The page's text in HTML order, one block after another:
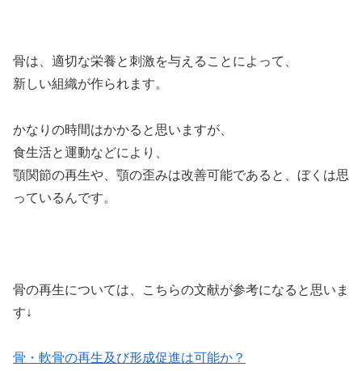
骨は、適切な栄養と刺激を与えることによって、
新しい組織が作られます。
かなりの時間はかかると思いますが、
食生活と運動などにより、
顎関節の再生や、顎の歪みは改善可能であると、ぼくは思
っているんです。
骨の再生については、こちらの文献が参考になると思いま
す↓
骨・軟骨の再生及び形成促進は可能か？